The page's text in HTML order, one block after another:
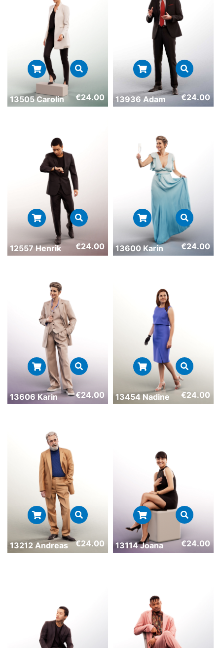
13505 Carolin €24.00 13936 Adam €24.00
12557 Henrik €24.00 13600 Karin €24.00
13606 Karin €24.00 13454 Nadine €24.00
13212 Andreas €24.00 13114 Joana €24.00